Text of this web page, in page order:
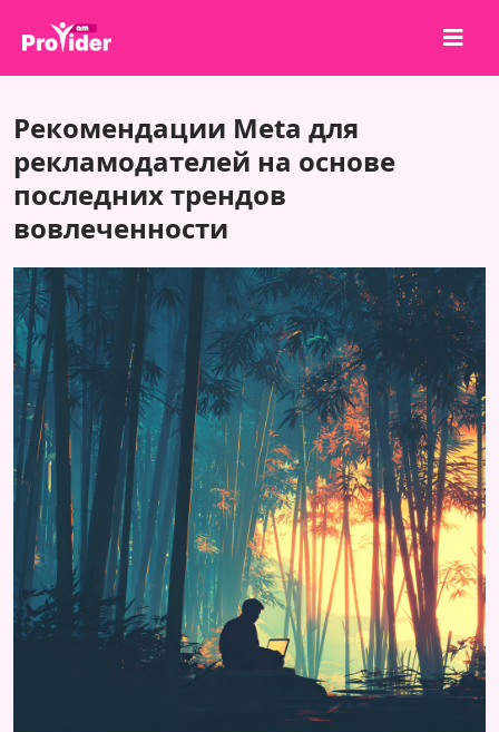
Войти
Регистрация
Услуги
API
Условия
Блог
Рекомендации Meta для
рекламодателей на основе
последних трендов
вовлеченности